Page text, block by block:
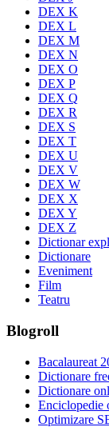
DEX K
DEX L
DEX M
DEX N
DEX O
DEX P
DEX Q
DEX R
DEX S
DEX T
DEX U
DEX V
DEX W
DEX X
DEX Y
DEX Z
Dictionar
Dictionare
Eveniment
Film
Teatru
Blogroll
Bacalaureat
Dictionare
Dictionare
Enciclopedie
Optimizare